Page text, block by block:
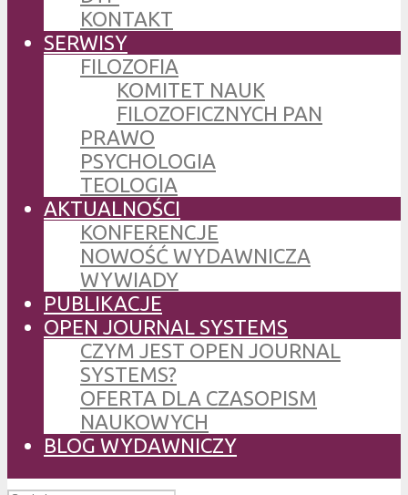
KONTAKT
SERWISY
FILOZOFIA
KOMITET NAUK
FILOZOFICZNYCH PAN
PRAWO
PSYCHOLOGIA
TEOLOGIA
AKTUALNOŚCI
KONFERENCJE
NOWOŚĆ WYDAWNICZA
WYWIADY
PUBLIKACJE
OPEN JOURNAL SYSTEMS
CZYM JEST OPEN JOURNAL
SYSTEMS?
OFERTA DLA CZASOPISM
NAUKOWYCH
BLOG WYDAWNICZY